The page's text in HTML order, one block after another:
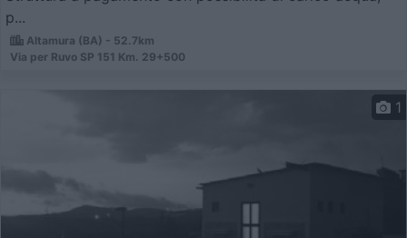
p...
Altamura (BA) - 52.7km
Via per Ruvo SP 151 Km. 29+500
1